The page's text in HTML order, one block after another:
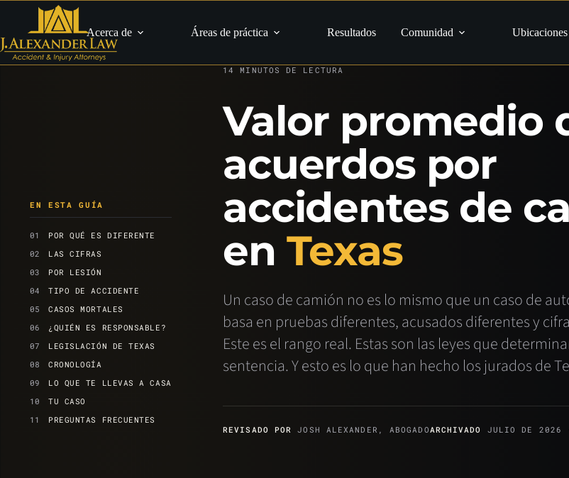
contenido
Acerca de Áreas de práctica Resultados Comunidad Ubicaciones
EN ESTA GUÍA
POR QUÉ ES DIFERENTE
LAS CIFRAS
POR LESIÓN
TIPO DE ACCIDENTE
CASOS MORTALES
¿QUIÉN ES RESPONSABLE?
LEGISLACIÓN DE TEXAS
CRONOLOGÍA
LO QUE TE LLEVAS A CASA
TU CASO
PREGUNTAS FRECUENTES
14 MINUTOS DE LECTURA
Valor promedio
acuerdos por
accidentes de
en Texas
Un caso de camión no es lo mismo que un caso de
basa en pruebas diferentes, acusados diferentes y
Este es el rango real. Estas son las leyes que
sentencia. Y esto es lo que han hecho los jurados de
REVISADO POR JOSH ALEXANDER, ABOGADOARCHIVADO JULIO DE 2026